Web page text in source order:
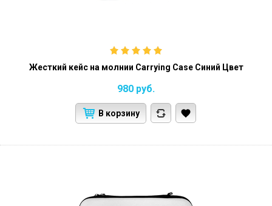
Жесткий кейс на молнии Carrying Case Синий Цвет
980 руб.
В корзину